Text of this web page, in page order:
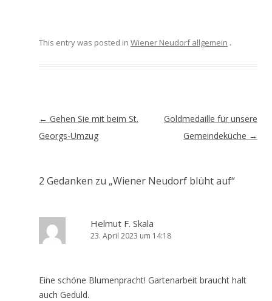
This entry was posted in Wiener Neudorf allgemein .
Artikel-
Navigation
← Gehen Sie mit beim St.
Georgs-Umzug
Goldmedaille für unsere
Gemeindeküche →
2 Gedanken zu „Wiener Neudorf blüht auf“
Helmut F. Skala
23. April 2023 um 14:18
Eine schöne Blumenpracht! Gartenarbeit braucht halt
auch Geduld.